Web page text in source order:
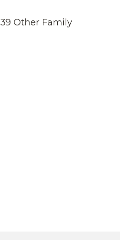
39 Other Family